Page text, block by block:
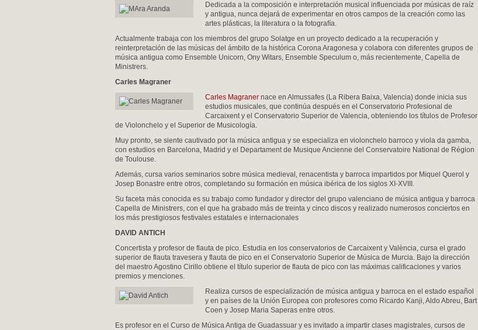
Dedicada a la composición e interpretación musical influenciada por músicas de raíz
y antigua, nunca dejará de experimentar en otros campos de la creación como las
artes plásticas, la literatura o la fotografía.
Actualmente trabaja con los miembros del grupo Solatge en un proyecto dedicado a la recuperación y
reinterpretación de las músicas del ámbito de la histórica Corona Aragonesa y colabora con diferentes grupos de
música antigua como Ensemble Unicorn, Ony Witars, Ensemble Speculum o, más recientemente, Capella de
Ministrers.
Carles Magraner
Carles Magraner nace en Almussafes (La Ribera Baixa, Valencia) donde inicia sus
estudios musicales, que continúa después en el Conservatorio Profesional de
Carcaixent y el Conservatorio Superior de Valencia, obteniendo los títulos de Profesor
de Violonchelo y el Superior de Musicología.
Muy pronto, se siente cautivado por la música antigua y se especializa en violonchelo barroco y viola da gamba,
con estudios en Barcelona, Madrid y el Departament de Musique Ancienne del Conservatoire National de Région
de Toulouse.
Además, cursa varios seminarios sobre música medieval, renacentista y barroca impartidos por Miquel Querol y
Josep Bonastre entre otros, completando su formación en música ibérica de los siglos XI-XVIII.
Su faceta más conocida es su trabajo como fundador y director del grupo valenciano de música antigua y barroca
Capella de Ministrers, con el que ha grabado más de treinta y cinco discos y realizado numerosos conciertos en
los más prestigiosos festivales estatales e internacionales
DAVID ANTICH
Concertista y profesor de flauta de pico. Estudia en los conservatorios de Carcaixent y València, cursa el grado
superior de flauta travesera y flauta de pico en el Conservatorio Superior de Música de Murcia. Bajo la dirección
del maestro Agostino Cirillo obtiene el título superior de flauta de pico con las máximas calificaciones y varios
premios y menciones.
Realiza cursos de especialización de música antigua y barroca en el estado español
y en países de la Unión Europea con profesores como Ricardo Kanji, Aldo Abreu, Bart
Coen y Josep Maria Saperas entre otros.
Es profesor en el Curso de Música Antiga de Guadassuar y es invitado a impartir clases magistrales, cursos de